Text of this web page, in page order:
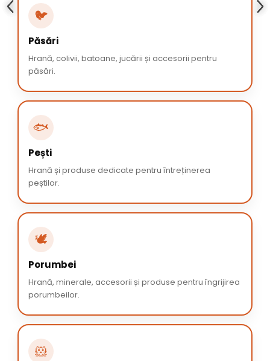
🐦
Păsări
Hrană, colivii, batoane, jucării și accesorii pentru
păsări.
🐟
Pești
Hrană și produse dedicate pentru întreținerea
peștilor.
🕊️
Porumbei
Hrană, minerale, accesorii și produse pentru îngrijirea
porumbeilor.
🐹